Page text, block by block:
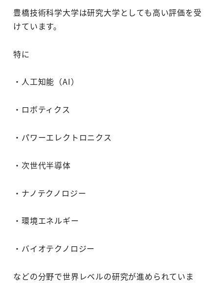
豊橋技術科学大学は研究大学としても高い評価を受
けています。
特に
・人工知能（AI）
・ロボティクス
・パワーエレクトロニクス
・次世代半導体
・ナノテクノロジー
・環境エネルギー
・バイオテクノロジー
などの分野で世界レベルの研究が進められていま